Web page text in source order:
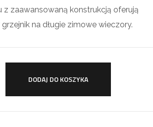
z zaawansowaną konstrukcją oferują
grzejnik na długie zimowe wieczory.
DODAJ DO KOSZYKA